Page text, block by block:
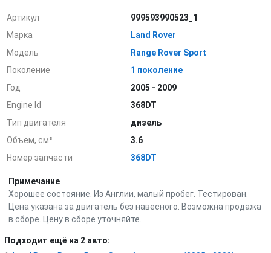
Артикул
999593990523_1
Марка
Land Rover
Модель
Range Rover Sport
Поколение
1 поколение
Год
2005 - 2009
Engine Id
368DT
Тип двигателя
дизель
Объем, см³
3.6
Номер запчасти
368DT
Примечание
Хорошее состояние. Из Англии, малый пробег. Тестирован.
Цена указана за двигатель без навесного. Возможна продажа
в сборе. Цену в сборе уточняйте.
Подходит ещё на 2 авто: